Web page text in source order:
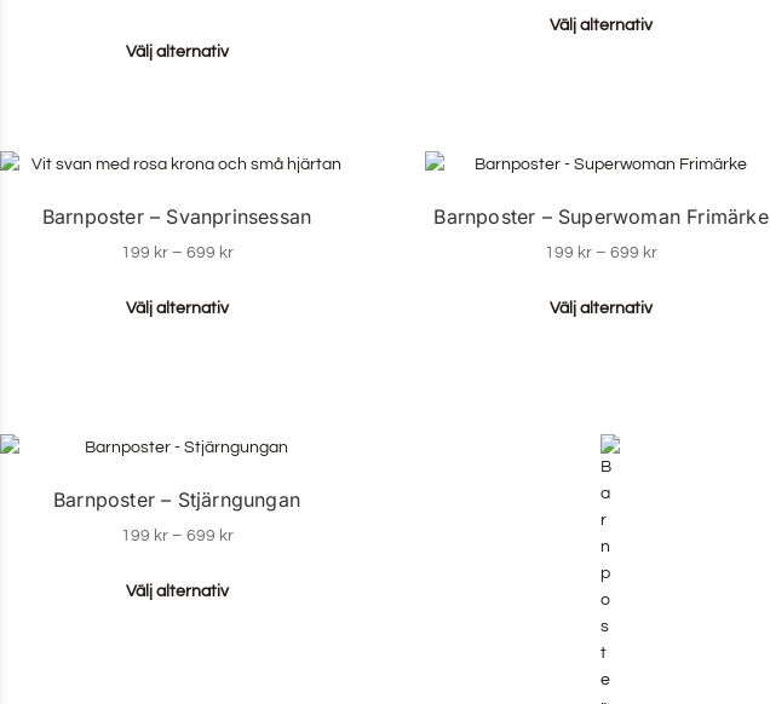
Välj alternativ
Välj alternativ
Barnposter – Svanprinsessan
199 kr – 699 kr
Välj alternativ
Barnposter – Superwoman Frimärke
199 kr – 699 kr
Välj alternativ
Barnposter – Stjärngungan
199 kr – 699 kr
Välj alternativ